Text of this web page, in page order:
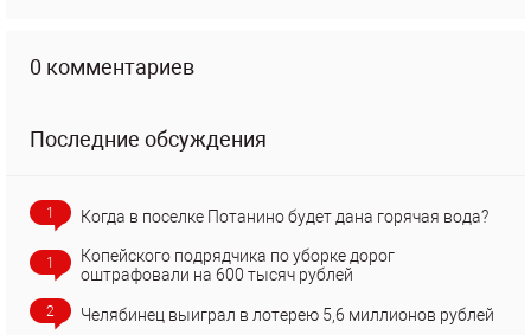
0 комментариев
Последние обсуждения
1 Когда в поселке Потанино будет дана горячая вода?
1
Копейского подрядчика по уборке дорог
оштрафовали на 600 тысяч рублей
2 Челябинец выиграл в лотерею 5,6 миллионов рублей